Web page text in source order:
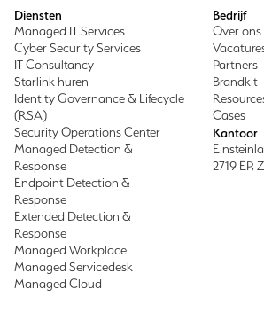
Bedrijf
Over ons
Partners
Brandkit
Cases
Kantoor
2719 EP,
Diensten
Managed IT Services
Cyber Security Services
IT Consultancy
Starlink huren
Identity Governance & Lifecycle
(RSA)
Security Operations Center
Managed Detection &
Response
Endpoint Detection &
Response
Extended Detection &
Response
Managed Workplace
Managed Servicedesk
Managed Cloud